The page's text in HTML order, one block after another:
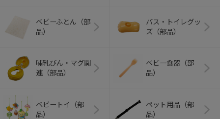
ベビーふとん（部
品）
バス・トイレグッ
ズ（部品）
哺乳びん・マグ関
連（部品）
ベビー食器（部
品）
ベビートイ（部
品）
ペット用品（部
品）